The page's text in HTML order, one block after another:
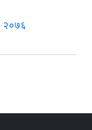
२०७६